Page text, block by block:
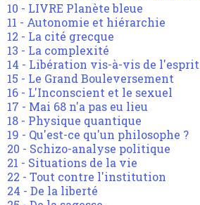
10 - LIVRE Planète bleue
11 - Autonomie et hiérarchie
12 - La cité grecque
13 - La complexité
14 - Libération vis-à-vis de l'esprit
15 - Le Grand Bouleversement
16 - L'Inconscient et le sexuel
17 - Mai 68 n'a pas eu lieu
18 - Physique quantique
19 - Qu'est-ce qu'un philosophe ?
20 - Schizo-analyse politique
21 - Situations de la vie
22 - Tout contre l'institution
24 - De la liberté